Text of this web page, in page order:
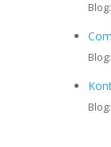
Blog:
Blog:
Blog: